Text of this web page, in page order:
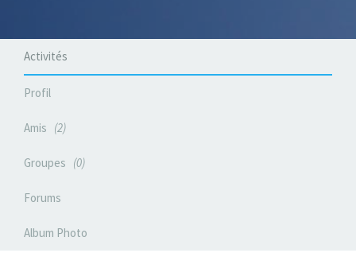
Activités
Profil
Amis 2
Groupes 0
Forums
Album Photo